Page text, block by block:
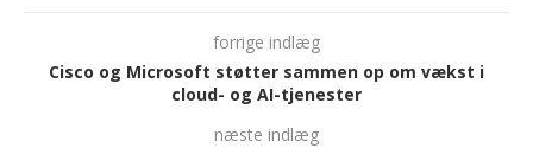
forrige indlæg
Cisco og Microsoft støtter sammen op om vækst i
cloud- og AI-tjenester
næste indlæg